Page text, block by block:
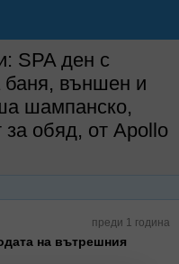
SPA ден с
баня, външен и
шампанско,
за обяд, от Apollo
преди 1 година
на вътрешния